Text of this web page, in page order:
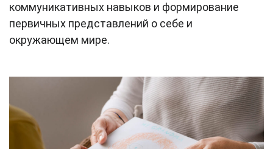
коммуникативных навыков и формирование
первичных представлений о себе и
окружающем мире.